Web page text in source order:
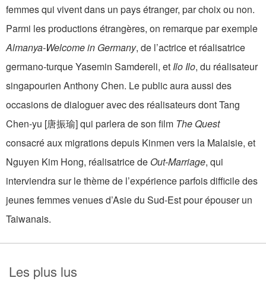
femmes qui vivent dans un pays étranger, par choix ou non.
Parmi les productions étrangères, on remarque par exemple
Almanya-Welcome in Germany, de l’actrice et réalisatrice
germano-turque Yasemin Samdereli, et Ilo Ilo, du réalisateur
singapourien Anthony Chen. Le public aura aussi des
occasions de dialoguer avec des réalisateurs dont Tang
Chen-yu [唐振瑜] qui parlera de son film The Quest
consacré aux migrations depuis Kinmen vers la Malaisie, et
Nguyen Kim Hong, réalisatrice de Out-Marriage, qui
interviendra sur le thème de l’expérience parfois difficile des
jeunes femmes venues d’Asie du Sud-Est pour épouser un
Taiwanais.
Les plus lus